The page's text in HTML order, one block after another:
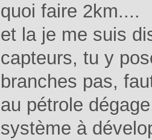
quoi faire 2km....
et la je me suis
capteurs, tu y
branches pas,
au pétrole
système à